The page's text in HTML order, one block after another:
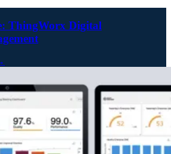
ThingWorx Digital